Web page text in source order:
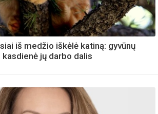
iš medžio iškėlė katiną: gyvūnų
jų darbo dalis